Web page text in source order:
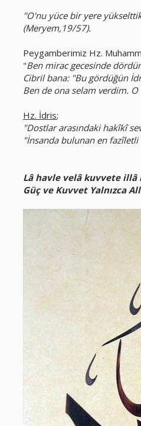
"O'nu yüce bir yere
(Meryem,19/57).
Peygamberimiz Hz.
"Ben mirac gecesinde
Cibril bana: "Bu gördüğün
Ben de ona selam verdim.
Hz. İdris;
"Dostlar arasındaki hakîkî
"İnsanda bulunan en
Lâ havle velâ kuvvete illâ
Güç ve Kuvvet Yalnızca